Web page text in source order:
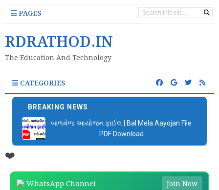
PAGES
RDRATHOD.IN
The Education And Technology
CATEGORIES
BREAKING NEWS
બાળમેળા આયોજન ફાઈલ | Bal Mela Aayojan File
PDF Download
❤️
WhatsApp Channel Join Now